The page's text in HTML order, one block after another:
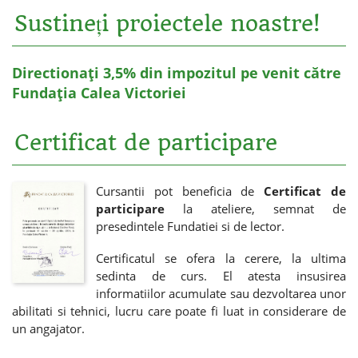
Sustineți proiectele noastre!
Directionați 3,5% din impozitul pe venit către
Fundația Calea Victoriei
Certificat de participare
Cursantii pot beneficia de Certificat de
participare la ateliere, semnat de
presedintele Fundatiei si de lector.
Certificatul se ofera la cerere, la ultima
sedinta de curs. El atesta insusirea
informatiilor acumulate sau dezvoltarea unor
abilitati si tehnici, lucru care poate fi luat in considerare de
un angajator.